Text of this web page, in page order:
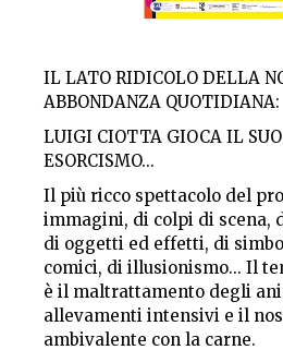
IL LATO RIDICOLO DELLA
ABBONDANZA QUOTIDIANA:
LUIGI CIOTTA GIOCA IL
ESORCISMO...
Il più ricco spettacolo del
immagini, di colpi di scena,
di oggetti ed effetti, di
comici, di illusionismo... Il
è il maltrattamento degli
allevamenti intensivi e il
ambivalente con la carne.